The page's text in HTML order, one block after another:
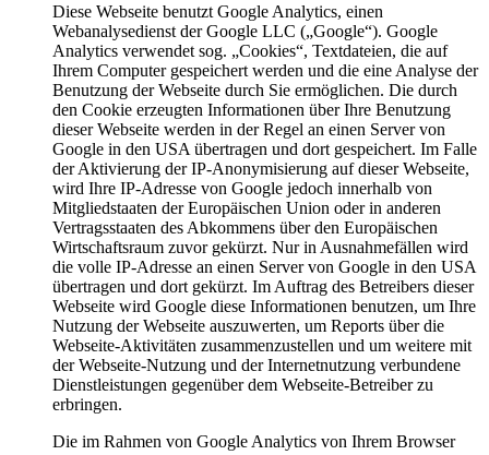
Diese Webseite benutzt Google Analytics, einen
Webanalysedienst der Google LLC („Google“). Google
Analytics verwendet sog. „Cookies“, Textdateien, die auf
Ihrem Computer gespeichert werden und die eine Analyse der
Benutzung der Webseite durch Sie ermöglichen. Die durch
den Cookie erzeugten Informationen über Ihre Benutzung
dieser Webseite werden in der Regel an einen Server von
Google in den USA übertragen und dort gespeichert. Im Falle
der Aktivierung der IP-Anonymisierung auf dieser Webseite,
wird Ihre IP-Adresse von Google jedoch innerhalb von
Mitgliedstaaten der Europäischen Union oder in anderen
Vertragsstaaten des Abkommens über den Europäischen
Wirtschaftsraum zuvor gekürzt. Nur in Ausnahmefällen wird
die volle IP-Adresse an einen Server von Google in den USA
übertragen und dort gekürzt. Im Auftrag des Betreibers dieser
Webseite wird Google diese Informationen benutzen, um Ihre
Nutzung der Webseite auszuwerten, um Reports über die
Webseite-Aktivitäten zusammenzustellen und um weitere mit
der Webseite-Nutzung und der Internetnutzung verbundene
Dienstleistungen gegenüber dem Webseite-Betreiber zu
erbringen.
Die im Rahmen von Google Analytics von Ihrem Browser